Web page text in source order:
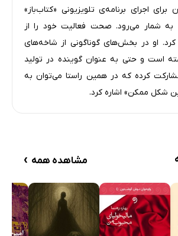
برای اجرای برنامه‌ی تلویزیونی «کتاب‌باز»
به شمار می‌رود. صحت فعالیت خود را از
او در بخش‌های گوناگونی از شاخه‌های
است و حتی به عنوان گوینده در تولید
کرده که در همین راستا می‌توان به
شکل ممکن» اشاره کرد.
مشاهده همه ›